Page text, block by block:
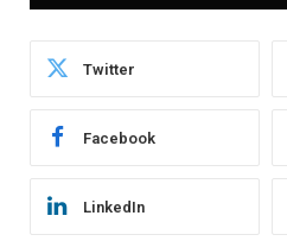
Twitter
Facebook
LinkedIn